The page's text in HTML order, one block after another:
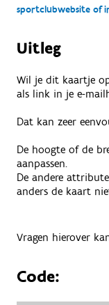
sportclubwebsite of
Uitleg
Wil je dit kaartje
als link in je e-
Dat kan zeer
De hoogte of de
aanpassen.
De andere
anders de kaart
Vragen hierover
Code: